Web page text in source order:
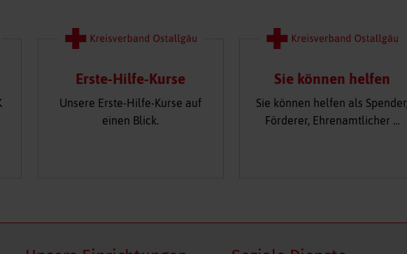
Erste-Hilfe-Kurse
Unsere Erste-Hilfe-Kurse auf
einen Blick.
Sie können helfen
Sie können helfen als Spender,
Förderer, Ehrenamtlicher …